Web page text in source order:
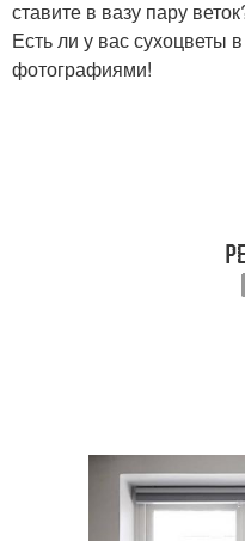
ставите в вазу пару
Есть ли у вас сухоцветы
фотографиями!